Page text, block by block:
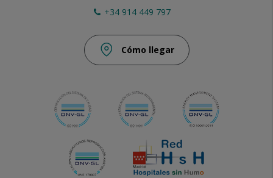
+34 914 449 797
Cómo llegar